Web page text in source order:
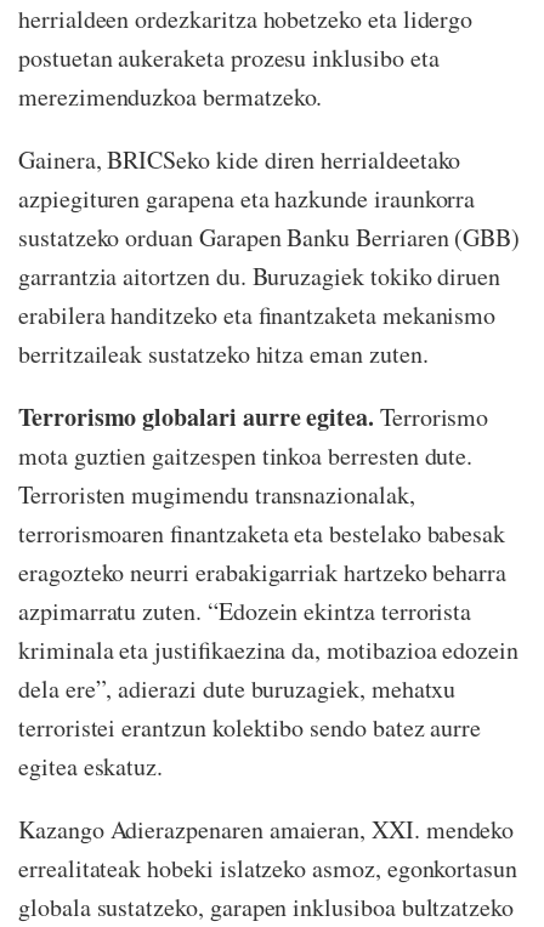
herrialdeen ordezkaritza hobetzeko eta lidergo
postuetan aukeraketa prozesu inklusibo eta
merezimenduzkoa bermatzeko.
Gainera, BRICSeko kide diren herrialdeetako
azpiegituren garapena eta hazkunde iraunkorra
sustatzeko orduan Garapen Banku Berriaren (GBB)
garrantzia aitortzen du. Buruzagiek tokiko diruen
erabilera handitzeko eta finantzaketa mekanismo
berritzaileak sustatzeko hitza eman zuten.
Terrorismo globalari aurre egitea. Terrorismo
mota guztien gaitzespen tinkoa berresten dute.
Terroristen mugimendu transnazionalak,
terrorismoaren finantzaketa eta bestelako babesak
eragozteko neurri erabakigarriak hartzeko beharra
azpimarratu zuten. “Edozein ekintza terrorista
kriminala eta justifikaezina da, motibazioa edozein
dela ere”, adierazi dute buruzagiek, mehatxu
terroristei erantzun kolektibo sendo batez aurre
egitea eskatuz.
Kazango Adierazpenaren amaieran, XXI. mendeko
errealitateak hobeki islatzeko asmoz, egonkortasun
globala sustatzeko, garapen inklusiboa bultzatzeko